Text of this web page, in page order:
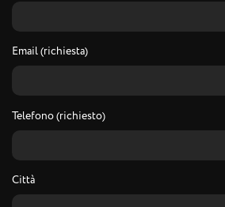
Email (richiesta)
Telefono (richiesto)
Città